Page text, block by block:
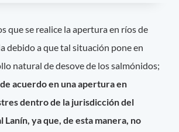
que se realice la apertura en ríos de
debido a que tal situación pone en
natural de desove de los salmónidos;
acuerdo en una apertura en
dentro de la jurisdicción del
Lanín, ya que, de esta manera, no